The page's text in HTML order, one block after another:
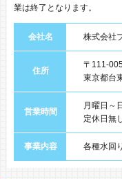
業は終了となります。
会社名 株式会社
住所
〒111-
東京都台
営業時間
月曜日～
定休日無
事業内容 各種水回